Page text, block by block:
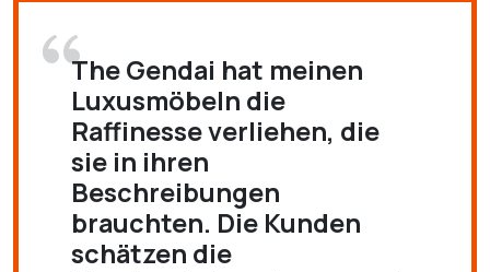
The Gendai hat meinen
Luxusmöbeln die
Raffinesse verliehen, die
sie in ihren
Beschreibungen
brauchten. Die Kunden
schätzen die